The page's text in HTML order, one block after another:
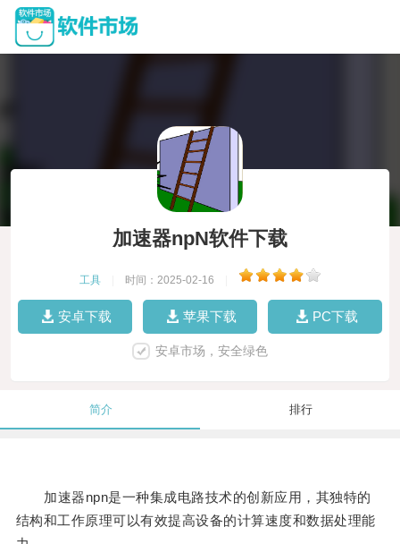
加速器npN软件下载
工具 时间：2025-02-16
安卓下载 苹果下载 PC下载
安卓市场，安全绿色
简介 排行
加速器npn是一种集成电路技术的创新应用，其独特的
结构和工作原理可以有效提高设备的计算速度和数据处理能